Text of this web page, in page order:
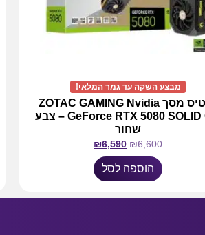
מבצע השקה עד גמר המלאי!
כרטיס מסך ZOTAC GAMING Nvidia
GeForce RTX 5080 SOLID OC – צבע
שחור
₪6,600
₪6,590
הוספה לסל